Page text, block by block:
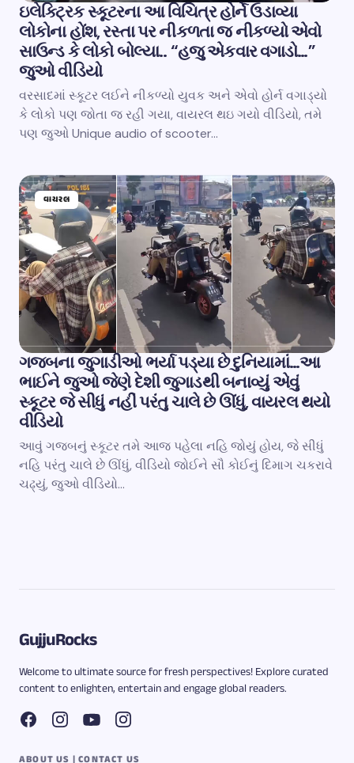
ઇલેક્ટ્રિક સ્કૂટરના આ વિચિત્ર હોર્ને ઉડાવ્યા
લોકોના હોંશ, રસ્તા પર નીકળતા જ નીકળ્યો એવો
સાઉન્ડ કે લોકો બોલ્યા.. “હજુ એકવાર વગાડો…”
જુઓ વીડિયો
વરસાદમાં સ્કૂટર લઈને નીકળ્યો યુવક અને એવો હોર્ન વગાડ્યો
કે લોકો પણ જોતા જ રહી ગયા, વાયરલ થઇ ગયો વીડિયો, તમે
પણ જુઓ Unique audio of scooter…
વાયરલ
ગજબના જુગાડીઓ ભર્યા પડ્યા છે દુનિયામાં…આ
ભાઈને જુઓ જેણે દેશી જુગાડથી બનાવ્યું એવું
સ્કૂટર જે સીધું નહીં પરંતુ ચાલે છે ઊંધું, વાયરલ થયો
વીડિયો
આવું ગજબનું સ્કૂટર તમે આજ પહેલા નહિ જોયું હોય, જે સીધું
નહિ પરંતુ ચાલે છે ઊંધું, વીડિયો જોઈને સૌ કોઈનું દિમાગ ચકરાવે
ચઢ્યું, જુઓ વીડિયો…
GujjuRocks
Welcome to ultimate source for fresh perspectives! Explore curated
content to enlighten, entertain and engage global readers.
ABOUT US | CONTACT US